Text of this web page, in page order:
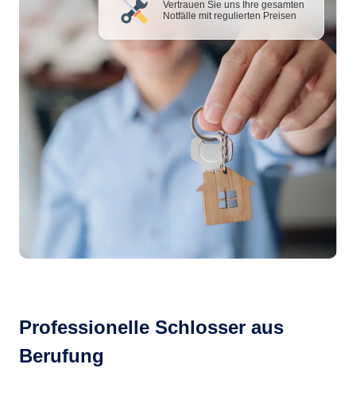
Vertrauen Sie uns Ihre gesamten
Notfälle mit regulierten Preisen
Professionelle Schlosser aus
Berufung